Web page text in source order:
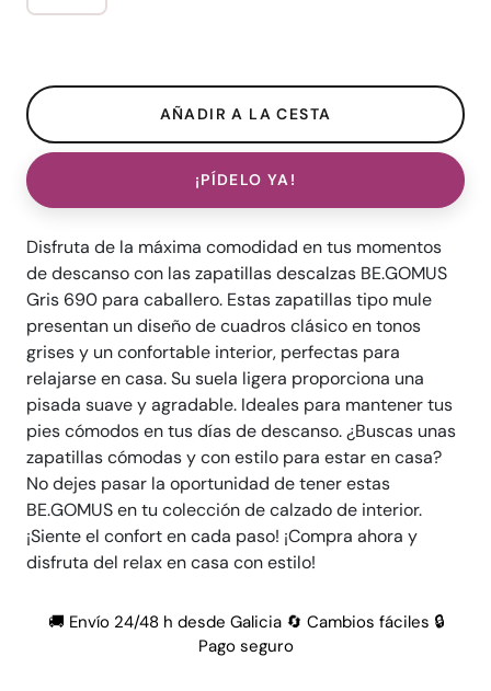
¡PÍDELO YA!
Disfruta de la máxima comodidad en tus momentos
de descanso con las zapatillas descalzas BE.GOMUS
Gris 690 para caballero. Estas zapatillas tipo mule
presentan un diseño de cuadros clásico en tonos
grises y un confortable interior, perfectas para
relajarse en casa. Su suela ligera proporciona una
pisada suave y agradable. Ideales para mantener tus
pies cómodos en tus días de descanso. ¿Buscas unas
zapatillas cómodas y con estilo para estar en casa?
No dejes pasar la oportunidad de tener estas
BE.GOMUS en tu colección de calzado de interior.
¡Siente el confort en cada paso! ¡Compra ahora y
disfruta del relax en casa con estilo!
🚚 Envío 24/48 h desde Galicia 🔄 Cambios fáciles 🔒
Pago seguro